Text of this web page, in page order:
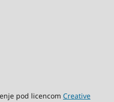
pod licencom Creative